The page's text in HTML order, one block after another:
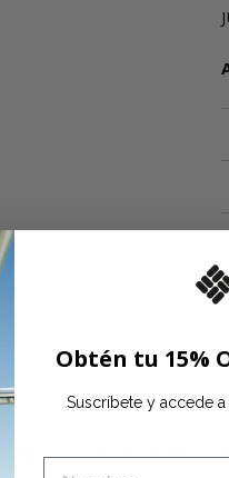
PREGUNTA SOBRE ESTE
Obtén tu 15%
Suscríbete y accede